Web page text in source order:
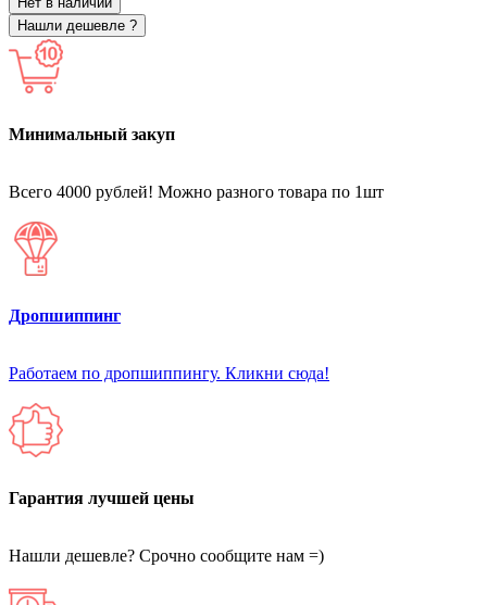
Нашли дешевле ?
Минимальный закуп
Всего 4000 рублей! Можно разного товара по 1шт
Дропшиппинг
Работаем по дропшиппингу. Кликни сюда!
Гарантия лучшей цены
Нашли дешевле? Срочно сообщите нам =)